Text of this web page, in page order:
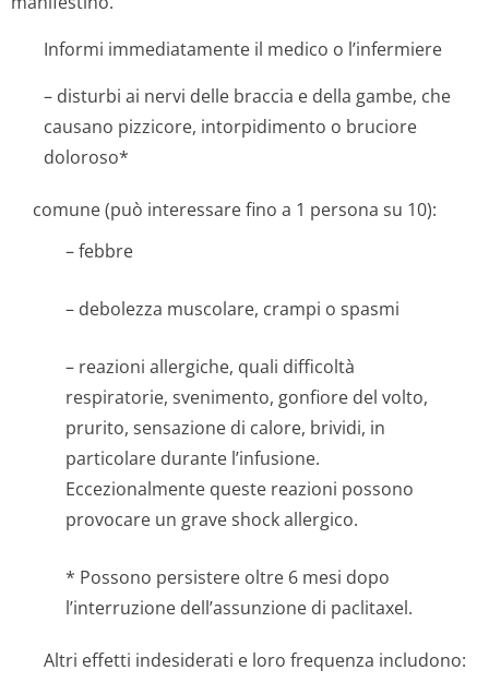
Informi immediatamente il medico o l’infermiere
– disturbi ai nervi delle braccia e della gambe, che
causano pizzicore, intorpidimento o bruciore
doloroso*
comune (può interessare fino a 1 persona su 10):
– febbre
– debolezza muscolare, crampi o spasmi
– reazioni allergiche, quali difficoltà
respiratorie, svenimento, gonfiore del volto,
prurito, sensazione di calore, brividi, in
particolare durante l’infusione.
Eccezionalmente queste reazioni possono
provocare un grave shock allergico.
* Possono persistere oltre 6 mesi dopo
l’interruzione dell’assunzione di paclitaxel.
Altri effetti indesiderati e loro frequenza includono: